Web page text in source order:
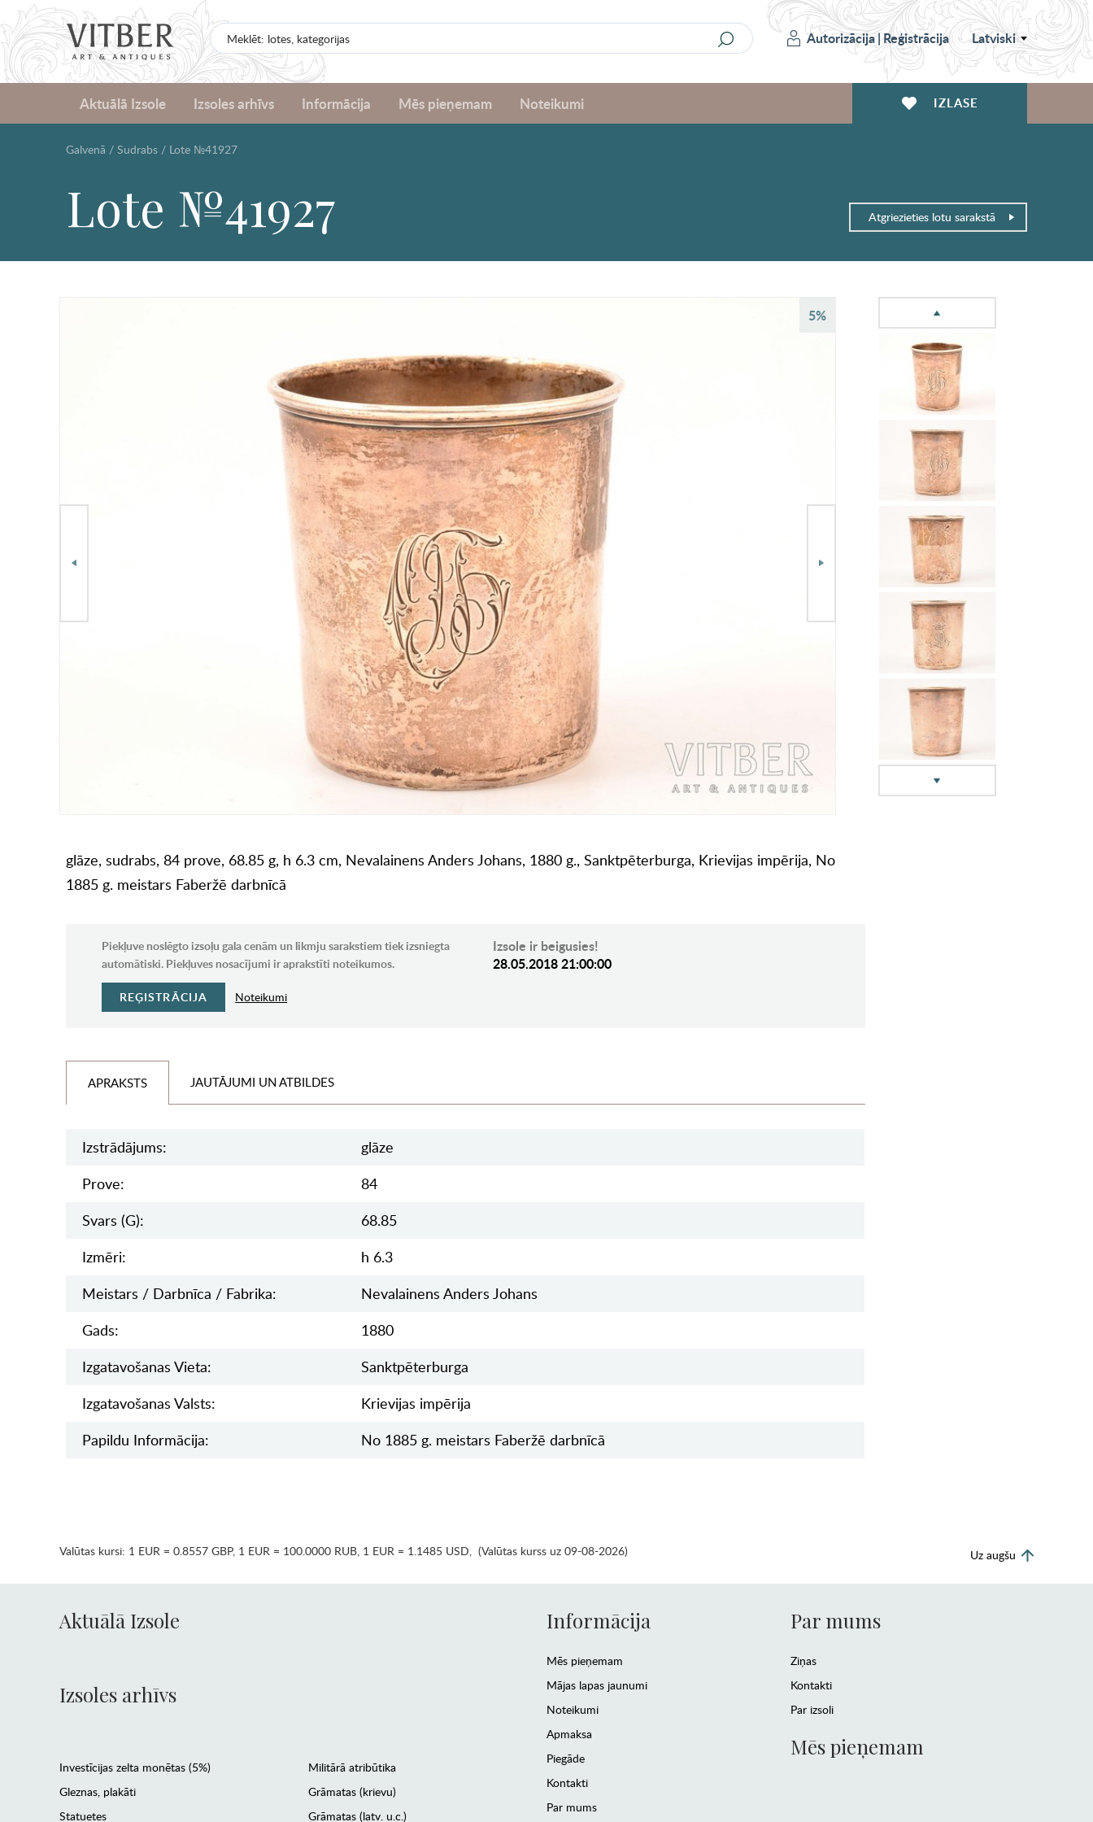
Autorizācija|Reģistrācija Latviski
Aktuālā Izsole Izsoles arhīvs Informācija Mēs pieņemam Noteikumi IZLASE
Galvenā / Sudrabs / Lote №41927
Lote №41927 Atgriezieties lotu sarakstā
5%
glāze, sudrabs, 84 prove, 68.85 g, h 6.3 cm, Nevalainens Anders Johans, 1880 g., Sanktpēterburga, Krievijas impērija, No
1885 g. meistars Faberžē darbnīcā
Piekļuve noslēgto izsoļu gala cenām un likmju sarakstiem tiek izsniegta
automātiski. Piekļuves nosacījumi ir aprakstīti noteikumos.
REĢISTRĀCIJA Noteikumi
Izsole ir beigusies!
28.05.2018 21:00:00
APRAKSTS JAUTĀJUMI UN ATBILDES
Izstrādājums:
glāze
Prove:
84
Svars (g):
68.85
Izmēri:
h 6.3
Meistars / Darbnīca / Fabrika:
Nevalainens Anders Johans
Gads:
1880
Izgatavošanas Vieta:
Sanktpēterburga
Izgatavošanas Valsts:
Krievijas impērija
Papildu Informācija:
No 1885 g. meistars Faberžē darbnīcā
Valūtas kursi: 1 EUR = 0.8557 GBP, 1 EUR = 100.0000 RUB, 1 EUR = 1.1485 USD, (Valūtas kurss uz 09-08-2026) Uz augšu
Aktuālā Izsole
Izsoles arhīvs
Investīcijas zelta monētas (5%)
Gleznas, plakāti
Statuetes
Militārā atribūtika
Grāmatas (krievu)
Grāmatas (latv. u.c.)
Informācija
Mēs pieņemam
Mājas lapas jaunumi
Noteikumi
Apmaksa
Piegāde
Kontakti
Par mums
Par mums
Ziņas
Kontakti
Par izsoli
Mēs pieņemam